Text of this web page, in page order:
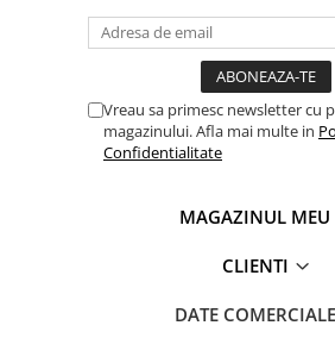
Vreau sa primesc newsletter cu
magazinului. Afla mai multe in
Confidentialitate
MAGAZINUL MEU
CLIENTI
DATE COMERCIALE